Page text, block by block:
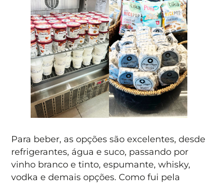
Para beber, as opções são excelentes, desde
refrigerantes, água e suco, passando por
vinho branco e tinto, espumante, whisky,
vodka e demais opções. Como fui pela